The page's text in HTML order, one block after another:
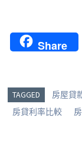
Share
TAGGED 房屋貸
房貸利率比較